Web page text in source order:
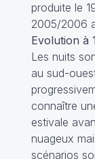
produite le
2005/2006
Evolution à
Les nuits
au sud-
connaître
estivale
nuageux
scénarios